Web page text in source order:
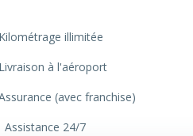
Kilométrage illimitée
Livraison à l'aéroport
(avec franchise)
Assistance 24/7